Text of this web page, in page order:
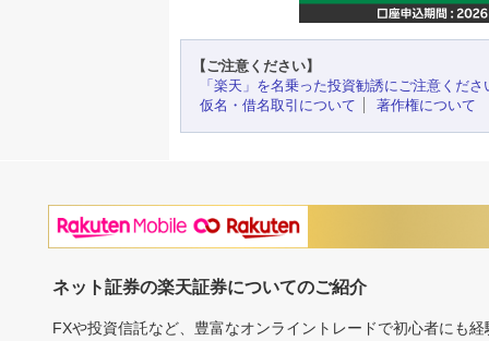
【ご注意ください】
「楽天」を名乗った投資勧誘にご注意くださ
仮名・借名取引について
著作権について
ネット証券の楽天証券についてのご紹介
FXや投資信託など、豊富なオンライントレードで初心者にも